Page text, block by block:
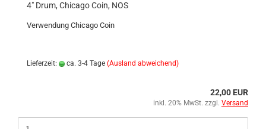
4" Drum, Chicago Coin, NOS
Verwendung Chicago Coin
Lieferzeit: ca. 3-4 Tage (Ausland abweichend)
22,00 EUR
inkl. 20% MwSt. zzgl. Versand